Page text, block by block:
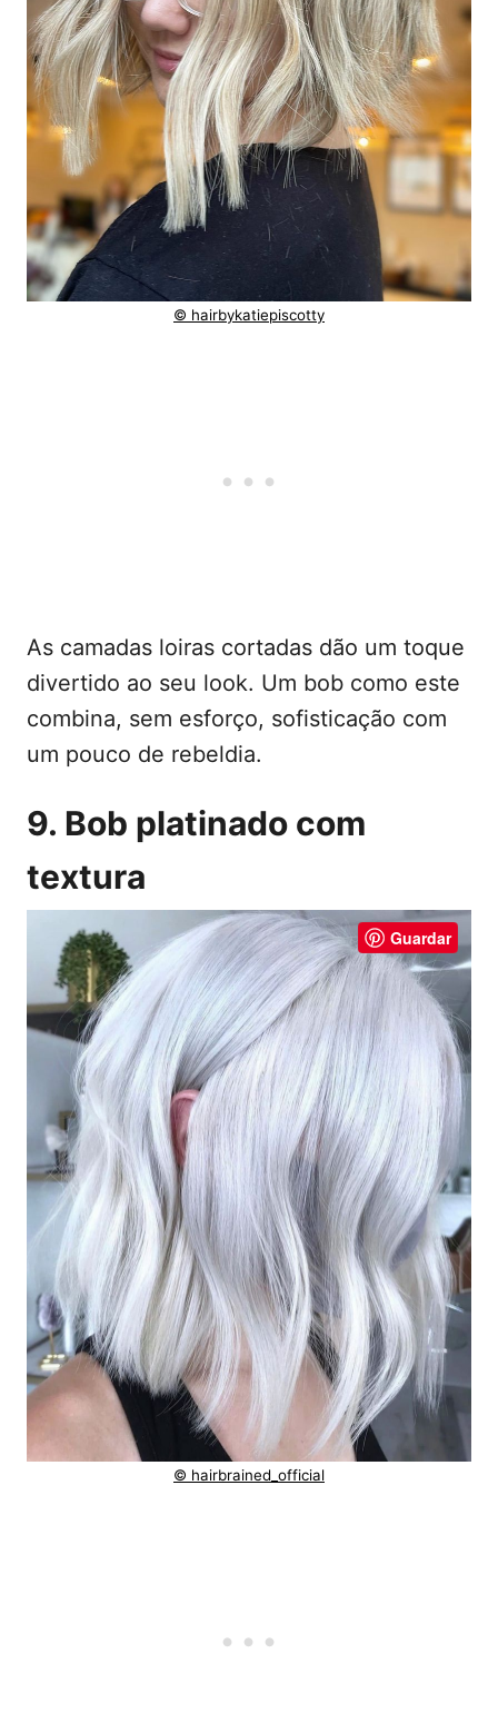
© hairbykatiepiscotty
As camadas loiras cortadas dão um toque
divertido ao seu look. Um bob como este
combina, sem esforço, sofisticação com
um pouco de rebeldia.
9. Bob platinado com
textura
Guardar
© hairbrained_official